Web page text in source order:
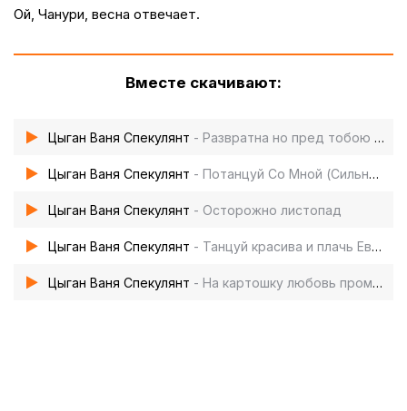
Ой, Чанури, весна отвечает.
Вместе скачивают:
Цыган Ваня Спекулянт - Развратна но пред тобою чиста я
Цыган Ваня Спекулянт - Потанцуй Со Мной (Сильная Песня)
Цыган Ваня Спекулянт - Осторожно листопад
Цыган Ваня Спекулянт - Танцуй красива и плачь Европа
Цыган Ваня Спекулянт - На картошку любовь променял